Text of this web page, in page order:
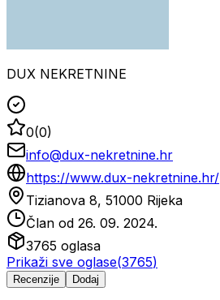
DUX NEKRETNINE
0(0)
info@dux-nekretnine.hr
https://www.dux-nekretnine.hr/
Tizianova 8, 51000 Rijeka
Član od 26. 09. 2024.
3765 oglasa
Prikaži sve oglase(3765)
Recenzije Dodaj